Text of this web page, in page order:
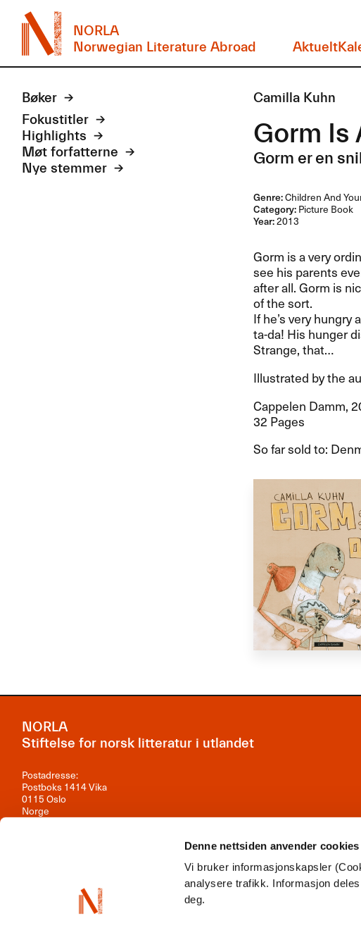
Denne nettsiden anvender cookies
Vi bruker informasjonskapsler
analysere trafikk. Informasjon
deg.
NORLA
Norwegian Literature Abroad
Aktuelt
Bøker
Fokustitler
Highlights
Møt forfatterne
Nye stemmer
Camilla Kuhn
Gorm Is
Gorm er en
Genre:Children And
Category:Picture Book
Year:2013
Gorm is a very
see his parents
after all. Gorm is
of the sort.
If he’s very
ta-da! His hunger
Strange, that…
Illustrated by the
Cappelen Damm,
32 Pages
So far sold to:
NORLA
Stiftelse for norsk litteratur i utlandet
Postadresse:
Postboks 1414 Vika
0115 Oslo
Norge
Org.nr: 981 242 297